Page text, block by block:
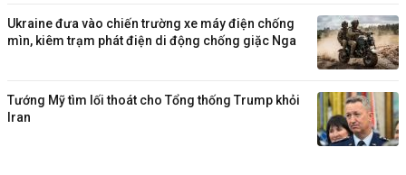
Ukraine đưa vào chiến trường xe máy điện chống
mìn, kiêm trạm phát điện di động chống giặc Nga
Tướng Mỹ tìm lối thoát cho Tổng thống Trump khỏi
Iran